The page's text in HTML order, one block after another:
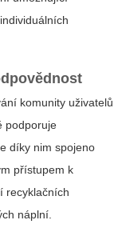
komunity uživatelů
podporuje
díky nim spojeno
přístupem k
recyklačních
náplní.